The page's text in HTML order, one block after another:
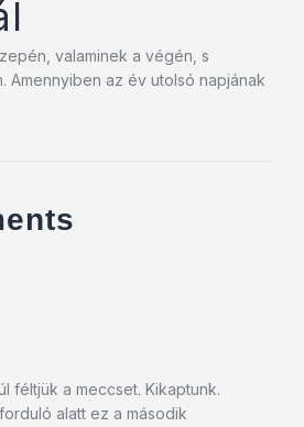
valaminek a végén, s
Amennyiben az év utolsó napjának
féltjük a meccset. Kikaptunk.
alatt ez a második